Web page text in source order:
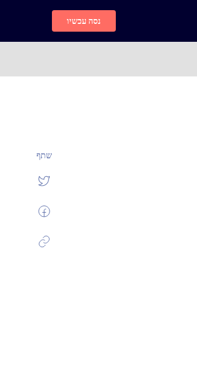
נסה עכשיו
שתף